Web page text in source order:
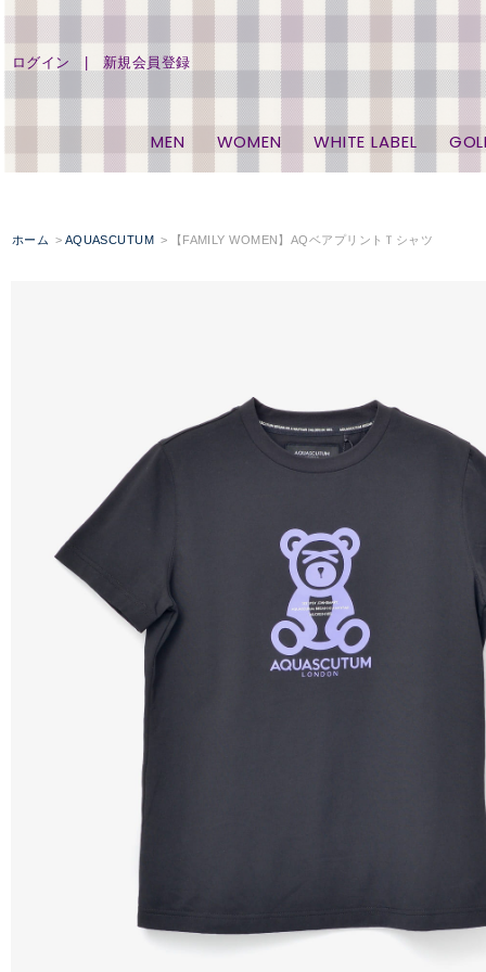
ログイン 新規会員登録
MEN WOMEN WHITE LABEL
ホーム AQUASCUTUM 【FAMILY WOMEN】AQベアプリントＴシャツ